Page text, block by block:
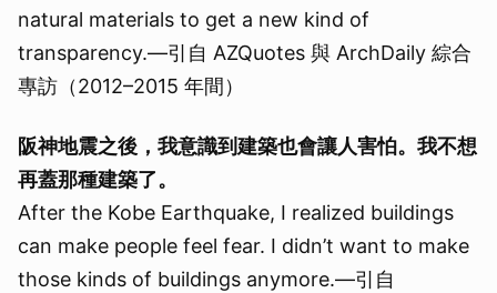
natural materials to get a new kind of
transparency.—引自 AZQuotes 與 ArchDaily 綜合
專訪（2012–2015 年間）
阪神地震之後，我意識到建築也會讓人害怕。我不想
再蓋那種建築了。
After the Kobe Earthquake, I realized buildings
can make people feel fear. I didn’t want to make
those kinds of buildings anymore.—引自